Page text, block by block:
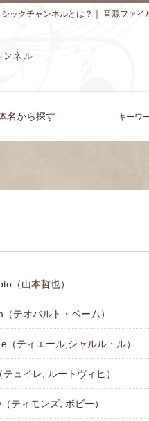
音源ファイ
ックチャンネルとは？
名から探す キーワ
（山本哲也）
テオバルト・ベーム）
（ティエール,シャルル・ル）
ュイレ, ルートヴィヒ）
ティモンズ, ボビー）